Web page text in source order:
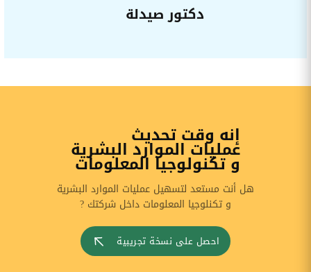
دكتور صيدلة
إنه وقت تحديث
عمليات الموارد البشرية
و تكنولوجيا المعلومات
هل أنت مستعد لتسهيل عمليات الموارد البشرية
و تكنلوجيا المعلومات داخل شركتك ?
احصل على نسخة تجريبية